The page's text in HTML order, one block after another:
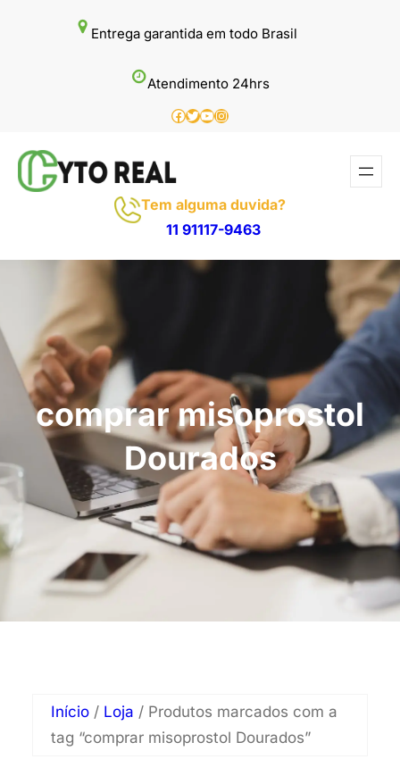
Entrega garantida em todo Brasil
Atendimento 24hrs
Facebook
Twitter
Youtube
Instagram
Tem alguma duvida?
11 91117-9463
comprar misoprostol
Dourados
Início / Loja / Produtos marcados com a
tag “comprar misoprostol Dourados”